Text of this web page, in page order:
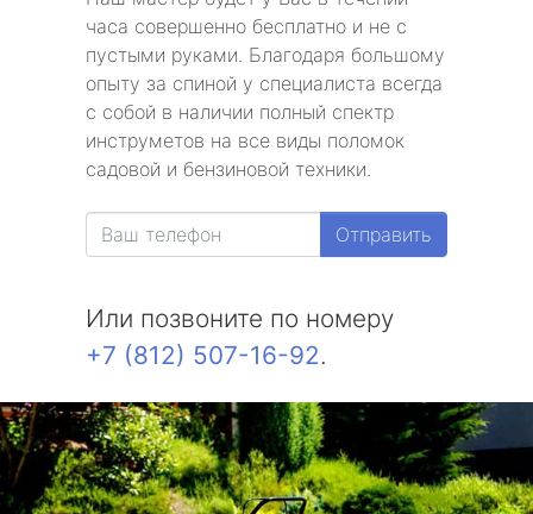
часа совершенно бесплатно и не с
пустыми руками. Благодаря большому
опыту за спиной у специалиста всегда
с собой в наличии полный спектр
инструметов на все виды поломок
садовой и бензиновой техники.
Отправить
Или позвоните по номеру
+7 (812) 507-16-92.